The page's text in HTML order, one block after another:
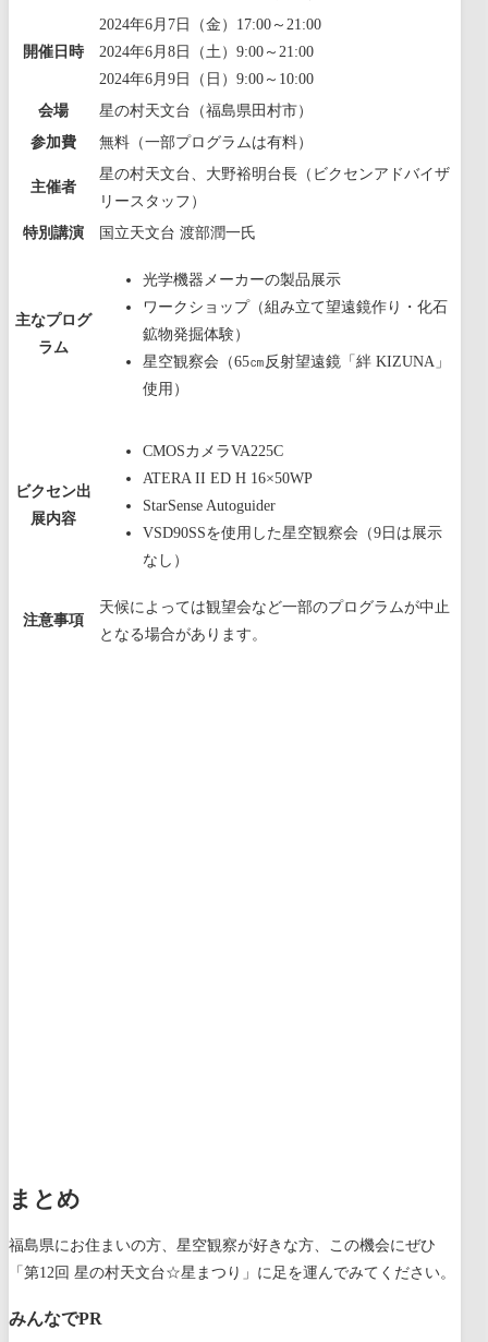
開催日時
2024年6月7日（金）17:00～21:00
2024年6月8日（土）9:00～21:00
2024年6月9日（日）9:00～10:00
会場
星の村天文台（福島県田村市）
参加費
無料（一部プログラムは有料）
主催者
星の村天文台、大野裕明台長（ビクセンアドバイザ
リースタッフ）
特別講演
国立天文台 渡部潤一氏
主なプログ
ラム
光学機器メーカーの製品展示
ワークショップ（組み立て望遠鏡作り・化石
鉱物発掘体験）
星空観察会（65㎝反射望遠鏡「絆 KIZUNA」
使用）
ビクセン出
展内容
CMOSカメラVA225C
ATERA II ED H 16×50WP
StarSense Autoguider
VSD90SSを使用した星空観察会（9日は展示
なし）
注意事項
天候によっては観望会など一部のプログラムが中止
となる場合があります。
まとめ
福島県にお住まいの方、星空観察が好きな方、この機会にぜひ
「第12回 星の村天文台☆星まつり」に足を運んでみてください。
みんなでPR